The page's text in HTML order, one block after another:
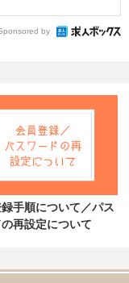
by
手順について／パス
再設定について